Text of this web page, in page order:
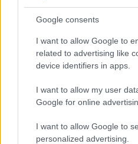
Google consents
I want to allow Google to
related to advertising like
device identifiers in apps.
I want to allow my user
Google for online
I want to allow Google to
personalized advertising.
Διαβάστε επίσης